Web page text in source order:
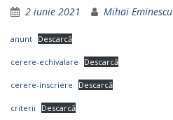
2 iunie 2021 Mihai Eminescu
anunt Descarcă
cerere-echivalare Descarcă
cerere-inscriere Descarcă
criterii Descarcă